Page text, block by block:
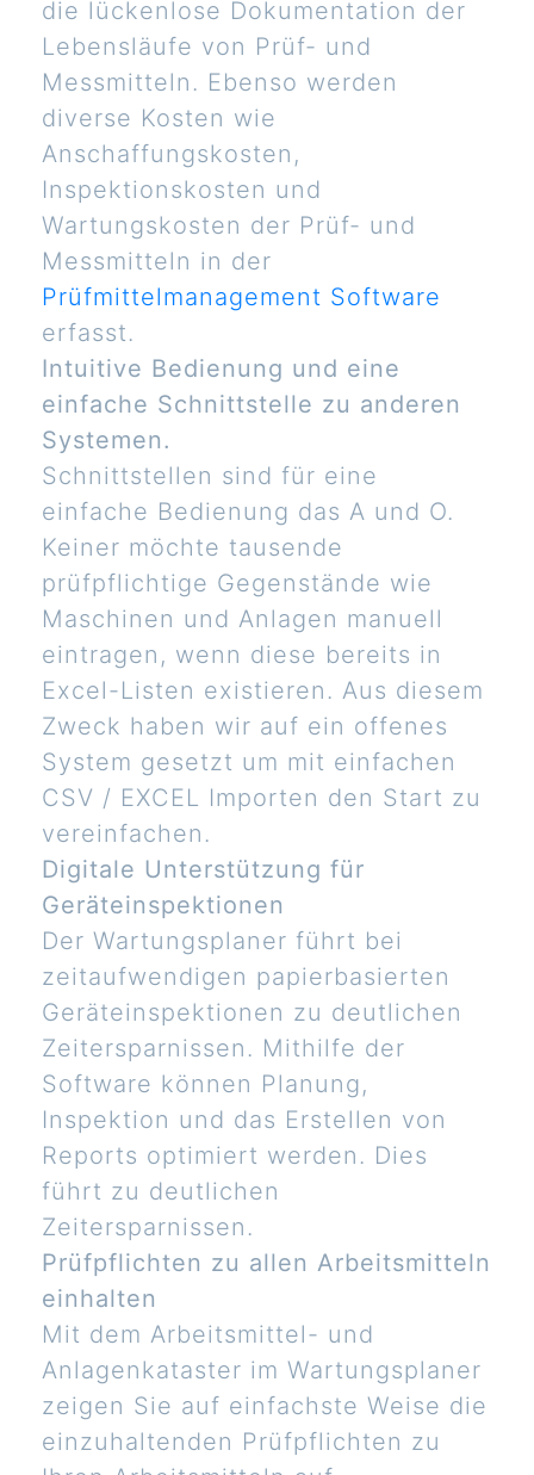
die lückenlose Dokumentation der
Lebensläufe von Prüf- und
Messmitteln. Ebenso werden
diverse Kosten wie
Anschaffungskosten,
Inspektionskosten und
Wartungskosten der Prüf- und
Messmitteln in der
Prüfmittelmanagement Software
erfasst.
Intuitive Bedienung und eine
einfache Schnittstelle zu anderen
Systemen.
Schnittstellen sind für eine
einfache Bedienung das A und O.
Keiner möchte tausende
prüfpflichtige Gegenstände wie
Maschinen und Anlagen manuell
eintragen, wenn diese bereits in
Excel-Listen existieren. Aus diesem
Zweck haben wir auf ein offenes
System gesetzt um mit einfachen
CSV / EXCEL Importen den Start zu
vereinfachen.
Digitale Unterstützung für
Geräteinspektionen
Der Wartungsplaner führt bei
zeitaufwendigen papierbasierten
Geräteinspektionen zu deutlichen
Zeitersparnissen. Mithilfe der
Software können Planung,
Inspektion und das Erstellen von
Reports optimiert werden. Dies
führt zu deutlichen
Zeitersparnissen.
Prüfpflichten zu allen Arbeitsmitteln
einhalten
Mit dem Arbeitsmittel- und
Anlagenkataster im Wartungsplaner
zeigen Sie auf einfachste Weise die
einzuhaltenden Prüfpflichten zu